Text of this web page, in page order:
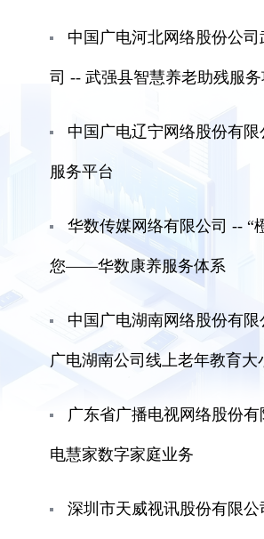
中国广电河北网络股份公司
司 -- 武强县智慧养老助残服务
中国广电辽宁网络股份有限
服务平台
华数传媒网络有限公司 -- “
您——华数康养服务体系
中国广电湖南网络股份有限
广电湖南公司线上老年教育大
广东省广播电视网络股份
电慧家数字家庭业务
深圳市天威视讯股份有限